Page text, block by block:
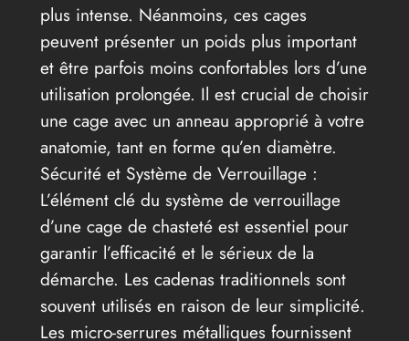
plus intense. Néanmoins, ces cages
peuvent présenter un poids plus important
et être parfois moins confortables lors d’une
utilisation prolongée. Il est crucial de choisir
une cage avec un anneau approprié à votre
anatomie, tant en forme qu’en diamètre.
Sécurité et Système de Verrouillage :
L’élément clé du système de verrouillage
d’une cage de chasteté est essentiel pour
garantir l’efficacité et le sérieux de la
démarche. Les cadenas traditionnels sont
souvent utilisés en raison de leur simplicité.
Les micro-serrures métalliques fournissent